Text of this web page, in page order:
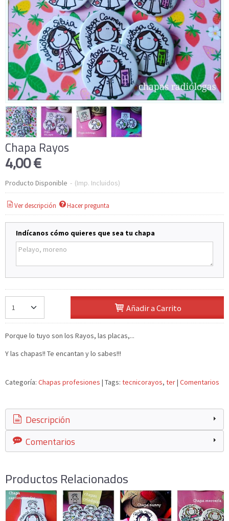
Chapa Rayos
4,00 €
Producto Disponible - (Imp. Incluidos)
Ver descripción Hacer pregunta
Indícanos cómo quieres que sea tu chapa
Añadir a Carrito
Porque lo tuyo son los Rayos, las placas,...
Y las chapas!! Te encantan y lo sabes!!!
Categoría: Chapas profesiones | Tags: tecnicorayos ter| Comentarios
Descripción
Comentarios
Productos Relacionados